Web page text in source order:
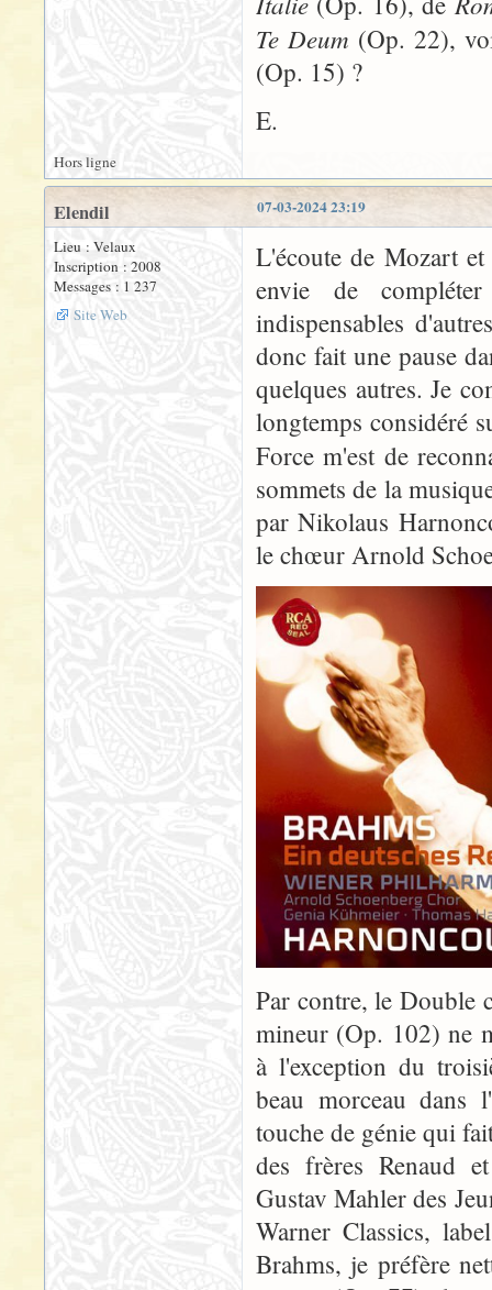
Te Deum (Op. 22),
(Op. 15) ?
E.
Hors ligne
07-03-2024 23:19
Elendil
Lieu : Velaux
Inscription : 2008
Messages : 1 237
Site Web
L'écoute de Mozart
envie de
indispensables
donc fait une pause
quelques autres. Je
longtemps considéré
Force m'est de
sommets de la
par Nikolaus
le chœur Arnold
Par contre, le Double
mineur (Op. 102) ne
à l'exception du
beau morceau dans
touche de génie qui
des frères Renaud
Gustav Mahler des
Warner Classics,
Brahms, je préfère